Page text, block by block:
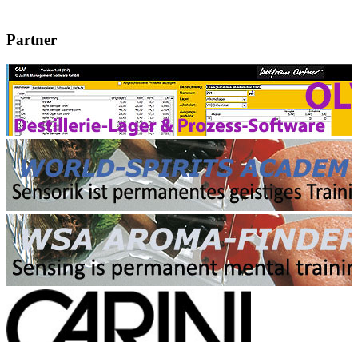
Partner